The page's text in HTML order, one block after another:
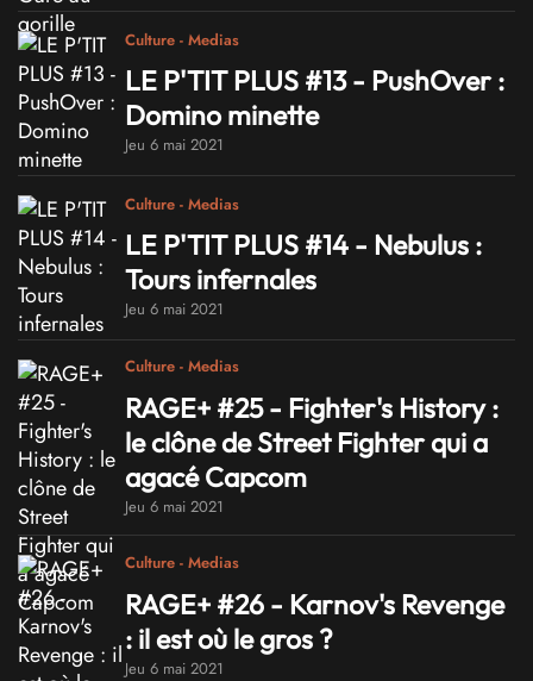
Culture - Medias
LE P'TIT PLUS #13 - PushOver :
Domino minette
Jeu 6 mai 2021
Culture - Medias
LE P'TIT PLUS #14 - Nebulus :
Tours infernales
Jeu 6 mai 2021
Culture - Medias
RAGE+ #25 - Fighter's History :
le clône de Street Fighter qui a
agacé Capcom
Jeu 6 mai 2021
Culture - Medias
RAGE+ #26 - Karnov's Revenge
: il est où le gros ?
Jeu 6 mai 2021